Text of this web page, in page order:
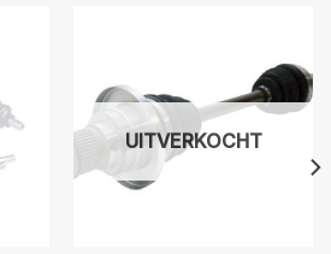
UITVERKOCHT